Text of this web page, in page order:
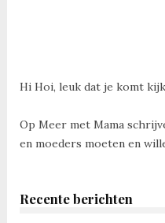
Hi Hoi, leuk dat je komt
Op Meer met Mama
en moeders moeten en
Recente berichten